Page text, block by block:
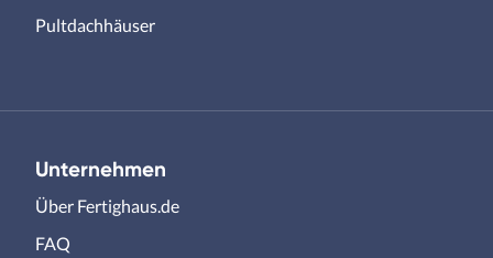
Pultdachhäuser
Unternehmen
Über Fertighaus.de
FAQ